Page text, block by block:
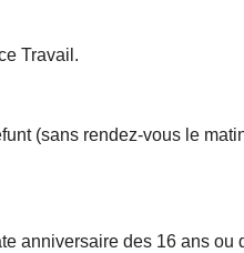
Travail.
(sans rendez-vous le
anniversaire des 16 ans